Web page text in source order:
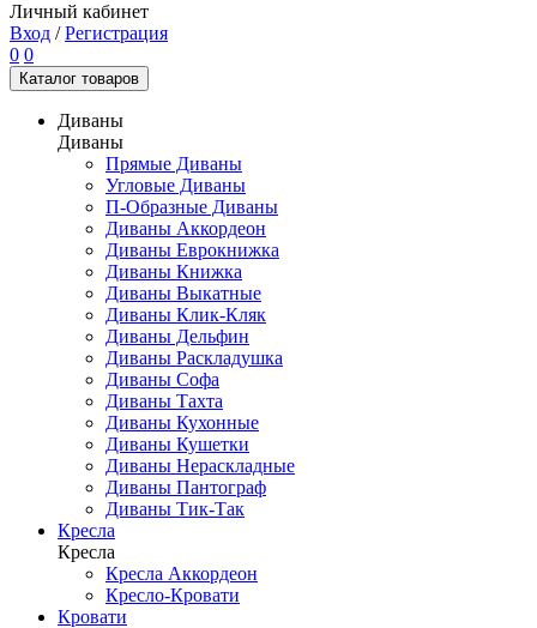
Личный кабинет
Вход / Регистрация
0 0
Каталог товаров
Диваны
Диваны
Прямые Диваны
Угловые Диваны
П-Образные Диваны
Диваны Аккордеон
Диваны Еврокнижка
Диваны Книжка
Диваны Выкатные
Диваны Клик-Кляк
Диваны Дельфин
Диваны Раскладушка
Диваны Софа
Диваны Тахта
Диваны Кухонные
Диваны Кушетки
Диваны Нераскладные
Диваны Пантограф
Диваны Тик-Так
Кресла
Кресла
Кресла Аккордеон
Кресло-Кровати
Кровати